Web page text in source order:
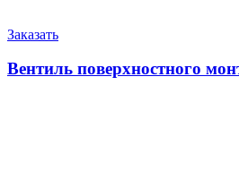
Заказать
Вентиль поверхностного